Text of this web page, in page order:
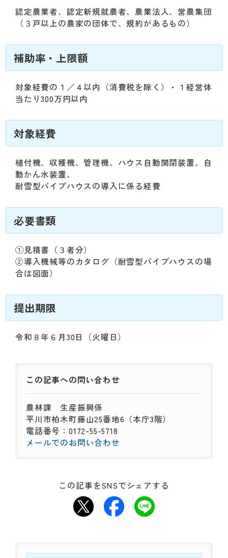
認定農業者、認定新規就農者、農業法人、営農集団
（３戸以上の農家の団体で、規約があるもの）
補助率・上限額
対象経費の１／４以内（消費税を除く）・１経営体
当たり300万円以内
対象経費
植付機、収穫機、管理機、ハウス自動開閉装置、自
動かん水装置、
耐雪型パイプハウスの導入に係る経費
必要書類
①見積書（３者分）
②導入機械等のカタログ（耐雪型パイプハウスの場
合は図面）
提出期限
令和８年６月30日（火曜日）
この記事への問い合わせ
農林課 生産振興係
平川市柏木町藤山25番地6（本庁3階）
電話番号：0172-55-5718
メールでのお問い合わせ
この記事をSNSでシェアする